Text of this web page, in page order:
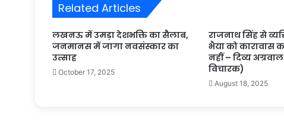
Related Articles
लखनऊ में उमड़ा देशभक्ति का सैलाब,
जनमानस में जागा नवसंस्कार का
उत्साह
October 17, 2025
राजनाथ सिंह से
भैया को कारावास
नहीं – दिव्य
विचारक)
August 18, 2025